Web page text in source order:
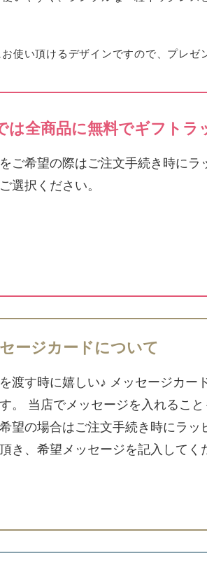
使い頂けるデザインですので、プレゼ
は全商品に無料でギフトラ
ご希望の際はご注文手続き時にラ
選択ください。
ージカードについて
渡す時に嬉しい♪ メッセージカー
。 当店でメッセージを入れること
望の場合はご注文手続き時にラッ
き、希望メッセージを記入してく